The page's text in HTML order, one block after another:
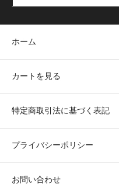
ホーム
カートを見る
特定商取引法に基づく表記
プライバシーポリシー
お問い合わせ